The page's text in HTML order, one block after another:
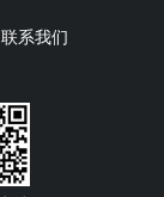
联系我们